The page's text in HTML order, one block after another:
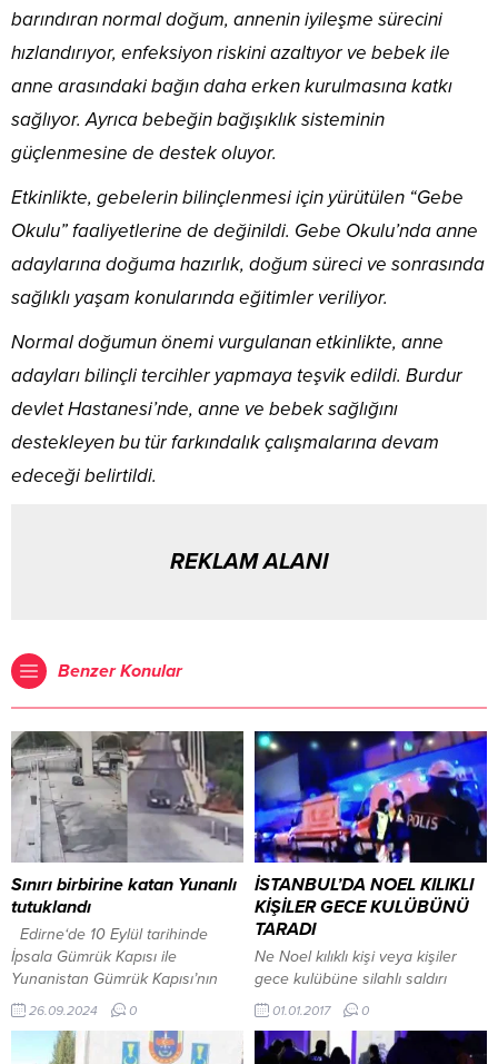
barındıran normal doğum, annenin iyileşme sürecini
hızlandırıyor, enfeksiyon riskini azaltıyor ve bebek ile
anne arasındaki bağın daha erken kurulmasına katkı
sağlıyor. Ayrıca bebeğin bağışıklık sisteminin
güçlenmesine de destek oluyor.
Etkinlikte, gebelerin bilinçlenmesi için yürütülen “Gebe
Okulu” faaliyetlerine de değinildi. Gebe Okulu’nda anne
adaylarına doğuma hazırlık, doğum süreci ve sonrasında
sağlıklı yaşam konularında eğitimler veriliyor.
Normal doğumun önemi vurgulanan etkinlikte, anne
adayları bilinçli tercihler yapmaya teşvik edildi. Burdur
devlet Hastanesi’nde, anne ve bebek sağlığını
destekleyen bu tür farkındalık çalışmalarına devam
edeceği belirtildi.
REKLAM ALANI
Benzer Konular
Sınırı birbirine katan Yunanlı
tutuklandı
Edirne‘de 10 Eylül tarihinde
İpsala Gümrük Kapısı ile
Yunanistan Gümrük Kapısı’nın
bulunduğu ara bölgede,
Yunanistan uyruklu şahıs T.L.
yönetimindeki bir otomobil, önce
26.09.2024 0
İSTANBUL’DA NOEL KILIKLI
KİŞİLER GECE KULÜBÜNÜ
TARADI
Ne Noel kılıklı kişi veya kişiler
gece kulübüne silahlı saldırı
düzenledi. Aldığımız bilgiye göre,
saat 13:15 sıralarında İstanbul
Ortaköyde ünlü bir gece
01.01.2017 0